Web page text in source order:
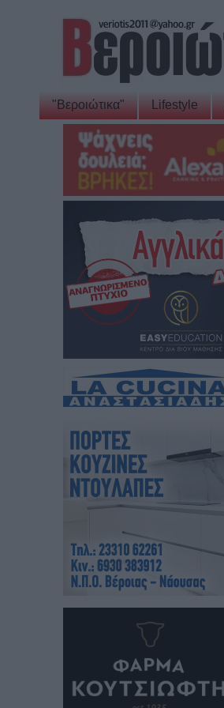
"Βεροιώτικα" Lifestyle